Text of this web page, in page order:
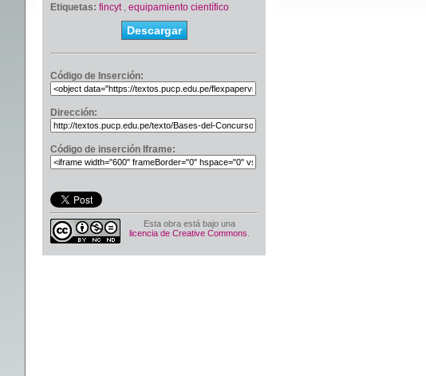
Etiquetas: fincyt, equipamiento científico
Descargar
Código de Inserción:
Dirección:
Código de inserción Iframe:
Esta obra está bajo una
licencia de Creative Commons